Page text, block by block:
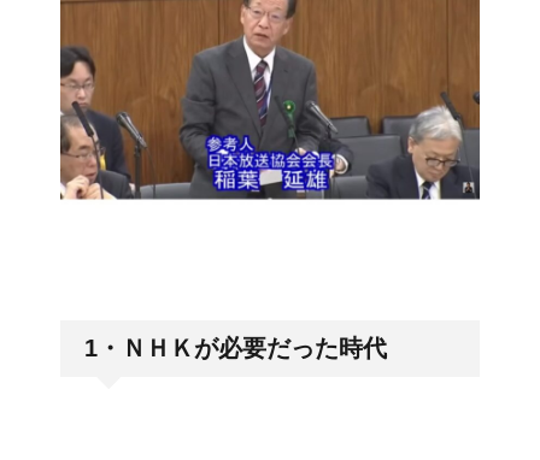
1・ＮＨＫが必要だった時代